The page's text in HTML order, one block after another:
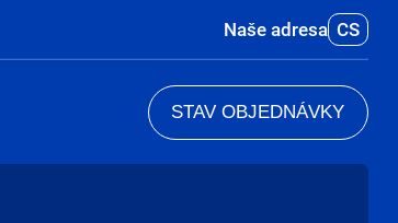
Naše adresa CS
STAV OBJEDNÁVKY